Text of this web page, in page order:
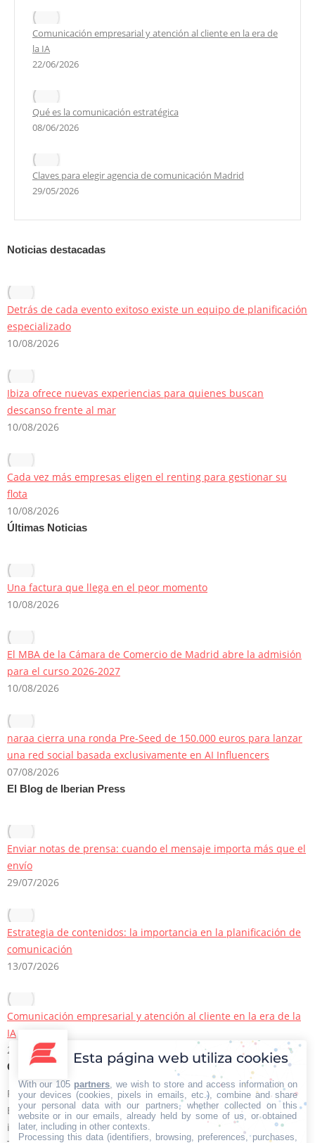
Comunicación empresarial y atención al cliente en la era de
la IA
22/06/2026
Qué es la comunicación estratégica
08/06/2026
Claves para elegir agencia de comunicación Madrid
29/05/2026
Noticias destacadas
Detrás de cada evento exitoso existe un equipo de planificación
especializado
10/08/2026
Ibiza ofrece nuevas experiencias para quienes buscan
descanso frente al mar
10/08/2026
Cada vez más empresas eligen el renting para gestionar su
flota
10/08/2026
Últimas Noticias
Una factura que llega en el peor momento
10/08/2026
El MBA de la Cámara de Comercio de Madrid abre la admisión
para el curso 2026-2027
10/08/2026
naraa cierra una ronda Pre-Seed de 150.000 euros para lanzar
una red social basada exclusivamente en AI Influencers
07/08/2026
El Blog de Iberian Press
Enviar notas de prensa: cuando el mensaje importa más que el
envío
29/07/2026
Estrategia de contenidos: la importancia en la planificación de
comunicación
13/07/2026
Comunicación empresarial y atención al cliente en la era de la
IA
22/06/2026
Contacto Iberian Press
Principales vías de contacto:
E-mail:
info@iberianpress.es
Esta página web utiliza cookies
With our 105 partners , we wish to store and access information on
your devices (cookies, pixels in emails, etc.), combine and share
your personal data with our partners, whether collected on this
website or in our emails, already held by some of us, or obtained
later, including in other contexts.
Processing this data (identifiers, browsing, preferences, purchases,